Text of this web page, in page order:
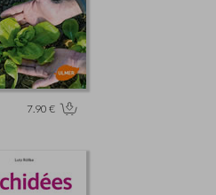
7.90 €